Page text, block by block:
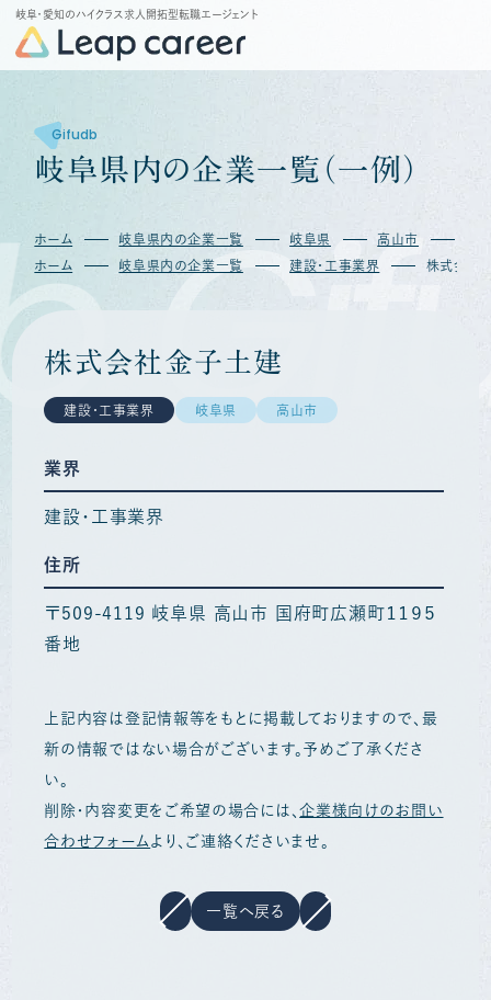
岐阜・愛知のハイクラス求人開拓型転職エージェント
Gifudb
岐阜県 内の企業一覧 （ 一例 ）
ホーム 岐阜県内の企業一覧 岐阜県 高山市
ホーム
岐阜県内の企業一覧 建設・工事業界 株式会社
株式会社金子土建
建設・工事業界 岐阜県 高山市
業界
建設・工事業界
住所
〒509-4119 岐阜県 高山市 国府町広瀬町１１９５
番地
上記内容は登記情報等をもとに掲載しておりますので、最
新の情報ではない場合がございます。予めご了承くださ
い。
削除・内容変更をご希望の場合には、企業様向けのお問い
合わせフォーム より、ご連絡くださいませ。
一覧へ戻る